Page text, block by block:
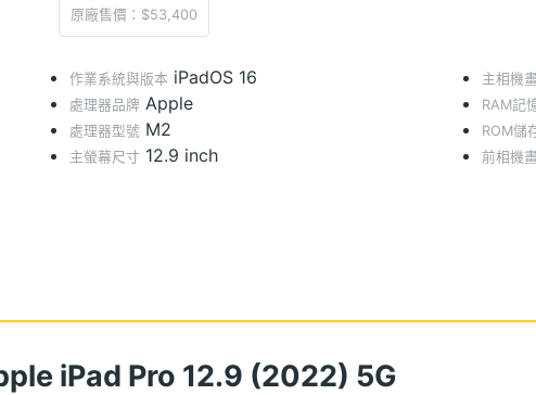
原廠售價：$53,400
作業系統與版本 iPadOS 16
處理器品牌 Apple
處理器型號 M2
主螢幕尺寸 12.9 inch
主相機
RAM記
ROM儲
前相機
iPad Pro 12.9 (2022) 5G